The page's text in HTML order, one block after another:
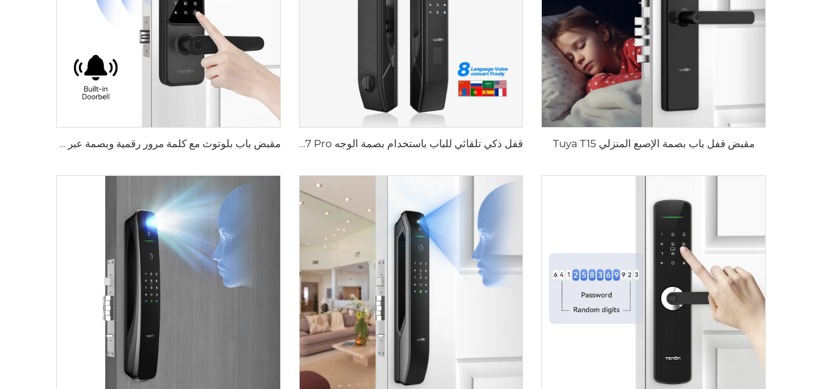
مقبض قفل باب بصمة الإصبع المنزلي Tuya T15 قفل ذكي تلقائي للباب باستخدام بصمة الوجه D7 Pro مقبض باب بلوتوث مع كلمة مرور رقمية وبصمة عبر واي فاي Tenon K8